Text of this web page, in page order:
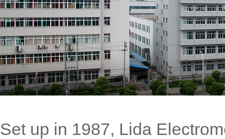
Set up in 1987, Lida